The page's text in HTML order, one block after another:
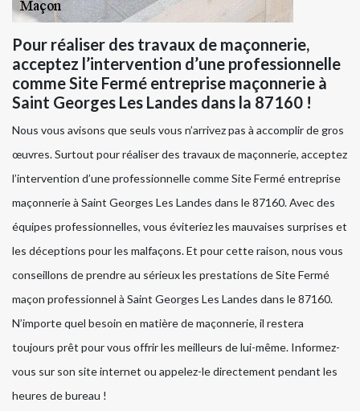
Pour réaliser des travaux de maçonnerie,
acceptez l’intervention d’une professionnelle
comme Site Fermé entreprise maçonnerie à
Saint Georges Les Landes dans la 87160 !
Nous vous avisons que seuls vous n’arrivez pas à accomplir de gros
œuvres. Surtout pour réaliser des travaux de maçonnerie, acceptez
l’intervention d’une professionnelle comme Site Fermé entreprise
maçonnerie à Saint Georges Les Landes dans le 87160. Avec des
équipes professionnelles, vous éviteriez les mauvaises surprises et
les déceptions pour les malfaçons. Et pour cette raison, nous vous
conseillons de prendre au sérieux les prestations de Site Fermé
maçon professionnel à Saint Georges Les Landes dans le 87160.
N’importe quel besoin en matière de maçonnerie, il restera
toujours prêt pour vous offrir les meilleurs de lui-même. Informez-
vous sur son site internet ou appelez-le directement pendant les
heures de bureau !